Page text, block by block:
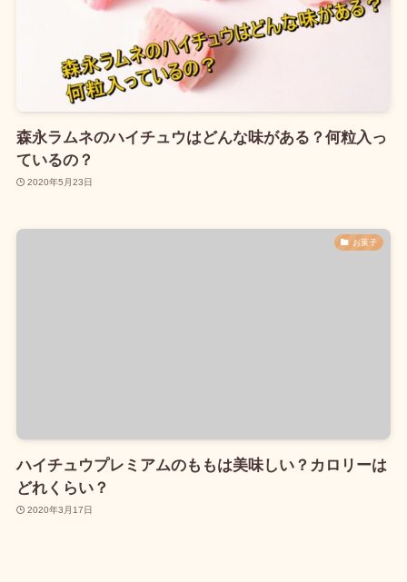
森永ラムネのハイチュウはどんな味がある？何粒入っ
ているの？
2020年5月23日
お菓子
ハイチュウプレミアムのももは美味しい？カロリーは
どれくらい？
2020年3月17日